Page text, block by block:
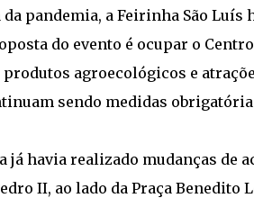
da pandemia, a Feirinha São
do evento é ocupar o
agroecológicos e
sendo medidas
já havia realizado mudanças de
II, ao lado da Praça Benedito